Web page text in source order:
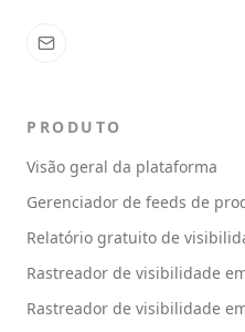
PRODUTO
Visão geral da plataforma
Gerenciador de feeds de
Relatório gratuito de
Rastreador de visibilidade
Rastreador de visibilidade